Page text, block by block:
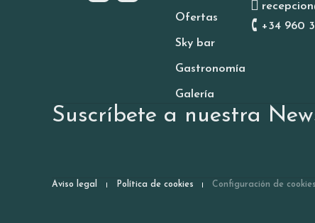
Ofertas
Sky bar
Gastronomía
Galería
+34 960
Suscríbete a nuestra
Aviso legal Política de cookies Configuración de cookies